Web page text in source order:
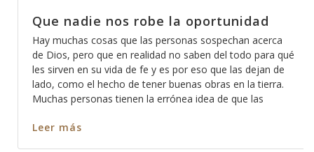
Que nadie nos robe la oportunidad
Hay muchas cosas que las personas sospechan acerca
de Dios, pero que en realidad no saben del todo para qué
les sirven en su vida de fe y es por eso que las dejan de
lado, como el hecho de tener buenas obras en la tierra.
Muchas personas tienen la errónea idea de que las
Leer más